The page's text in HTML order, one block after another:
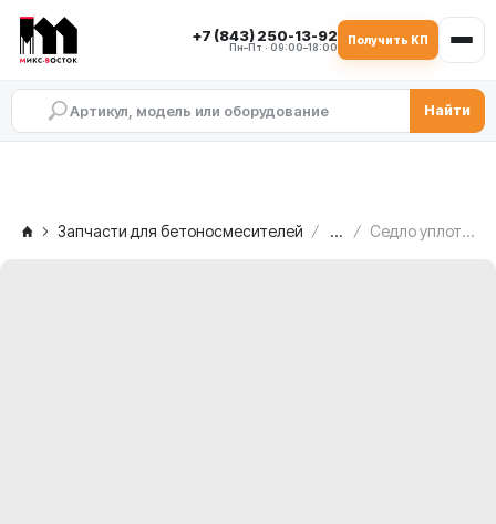
+7 (843) 250-13-92
Пн–Пт · 09:00–18:00
Получить КП
Найти
Запчасти для бетоносмесителей ... Седло уплотнительное C.M. MB 1500 — со свободной стороны, 2.003.00.161